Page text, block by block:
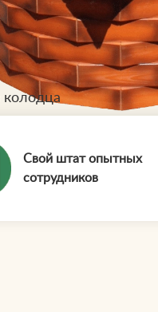
колодца
Свой штат опытных
сотрудников